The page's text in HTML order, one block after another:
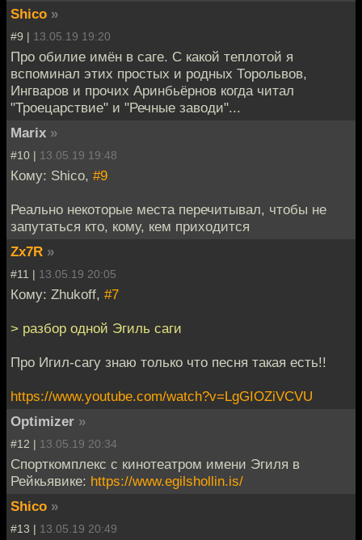
Shico »
#9 | 13.05.19 19:20
Про обилие имён в саге. С какой теплотой я
вспоминал этих простых и родных Торольвов,
Ингваров и прочих Аринбьёрнов когда читал
"Троецарствие" и "Речные заводи"...
Marix »
#10 | 13.05.19 19:48
Кому: Shico, #9
Реально некоторые места перечитывал, чтобы не
запутаться кто, кому, кем приходится
Zx7R »
#11 | 13.05.19 20:05
Кому: Zhukoff, #7
> разбор одной Эгиль саги
Про Игил-сагу знаю только что песня такая есть!!
https://www.youtube.com/watch?v=LgGIOZiVCVU
Optimizer »
#12 | 13.05.19 20:34
Спорткомплекс с кинотеатром имени Эгиля в
Рейкьявике: https://www.egilshollin.is/
Shico »
#13 | 13.05.19 20:49